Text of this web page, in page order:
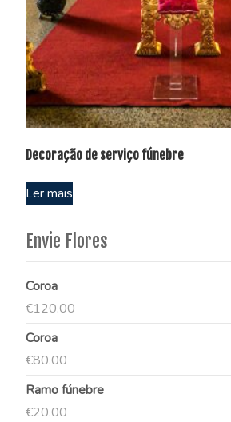
Decoração de serviço fúnebre
Ler mais
Envie Flores
Coroa
€120.00
Coroa
€80.00
Ramo fúnebre
€20.00